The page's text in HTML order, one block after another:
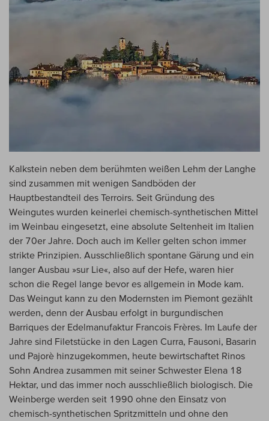
Kalkstein neben dem berühmten weißen Lehm der Langhe
sind zusammen mit wenigen Sandböden der
Hauptbestandteil des Terroirs. Seit Gründung des
Weingutes wurden keinerlei chemisch-synthetischen Mittel
im Weinbau eingesetzt, eine absolute Seltenheit im Italien
der 70er Jahre. Doch auch im Keller gelten schon immer
strikte Prinzipien. Ausschließlich spontane Gärung und ein
langer Ausbau »sur Lie«, also auf der Hefe, waren hier
schon die Regel lange bevor es allgemein in Mode kam.
Das Weingut kann zu den Modernsten im Piemont gezählt
werden, denn der Ausbau erfolgt in burgundischen
Barriques der Edelmanufaktur Francois Frères. Im Laufe der
Jahre sind Filetstücke in den Lagen Curra, Fausoni, Basarin
und Pajorè hinzugekommen, heute bewirtschaftet Rinos
Sohn Andrea zusammen mit seiner Schwester Elena 18
Hektar, und das immer noch ausschließlich biologisch. Die
Weinberge werden seit 1990 ohne den Einsatz von
chemisch-synthetischen Spritzmitteln und ohne den